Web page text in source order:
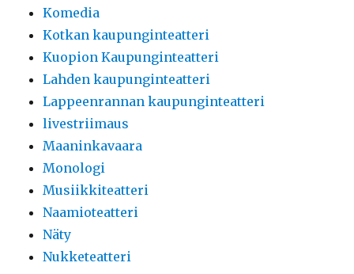
Komedia
Kotkan kaupunginteatteri
Kuopion Kaupunginteatteri
Lahden kaupunginteatteri
Lappeenrannan kaupunginteatteri
livestriimaus
Maaninkavaara
Monologi
Musiikkiteatteri
Naamioteatteri
Näty
Nukketeatteri